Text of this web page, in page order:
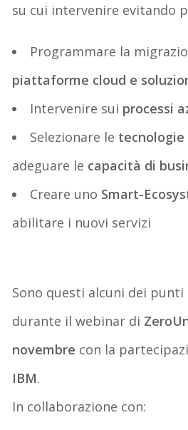
su cui intervenire evitando
Programmare la
piattaforme cloud e
Intervenire sui processi
Selezionare le
adeguare le capacità di
Creare uno Smart-
abilitare i nuovi servizi
Sono questi alcuni dei
durante il webinar di
novembre con la
IBM.
In collaborazione con: